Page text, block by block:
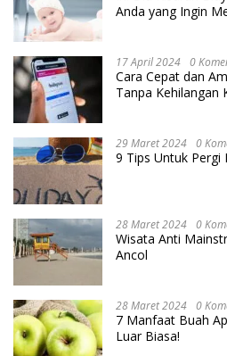
Anda yang Ingin
17 April 2024 0
Cara Cepat dan
Tanpa Kehilangan
29 Maret 2024 0
9 Tips Untuk Pergi
28 Maret 2024 0
Wisata Anti
Ancol
28 Maret 2024 0
7 Manfaat Buah
Luar Biasa!